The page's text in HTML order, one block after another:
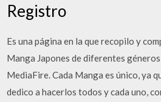
Registro
Es una página en la que recopilo y
Manga Japones de diferentes
MediaFire. Cada Manga es único, ya
dedico a hacerlos todos y cada uno,